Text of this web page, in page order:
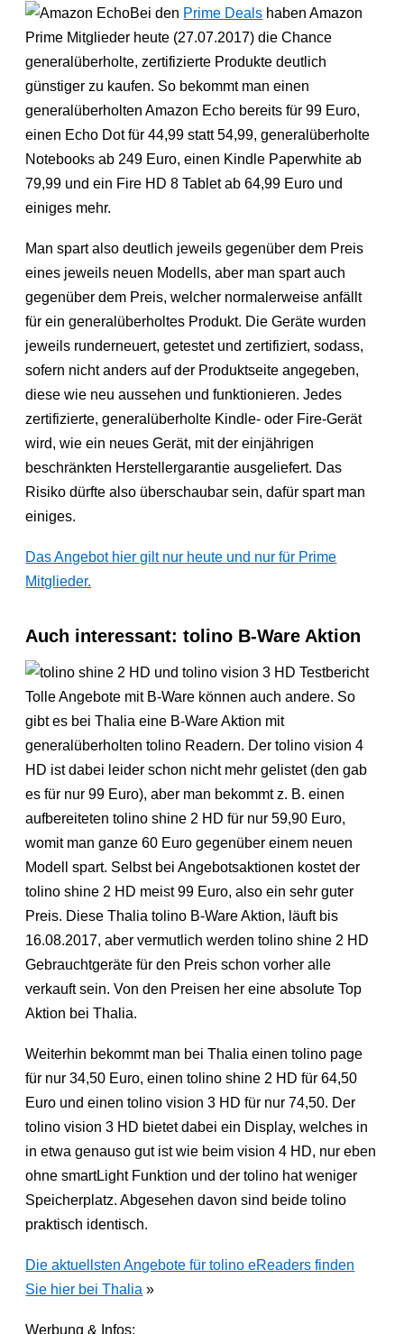
Bei den Prime Deals haben Amazon
Prime Mitglieder heute (27.07.2017) die Chance
generalüberholte, zertifizierte Produkte deutlich
günstiger zu kaufen. So bekommt man einen
generalüberholten Amazon Echo bereits für 99 Euro,
einen Echo Dot für 44,99 statt 54,99, generalüberholte
Notebooks ab 249 Euro, einen Kindle Paperwhite ab
79,99 und ein Fire HD 8 Tablet ab 64,99 Euro und
einiges mehr.
Man spart also deutlich jeweils gegenüber dem Preis
eines jeweils neuen Modells, aber man spart auch
gegenüber dem Preis, welcher normalerweise anfällt
für ein generalüberholtes Produkt. Die Geräte wurden
jeweils runderneuert, getestet und zertifiziert, sodass,
sofern nicht anders auf der Produktseite angegeben,
diese wie neu aussehen und funktionieren. Jedes
zertifizierte, generalüberholte Kindle- oder Fire-Gerät
wird, wie ein neues Gerät, mit der einjährigen
beschränkten Herstellergarantie ausgeliefert. Das
Risiko dürfte also überschaubar sein, dafür spart man
einiges.
Das Angebot hier gilt nur heute und nur für Prime
Mitglieder.
Auch interessant: tolino B-Ware Aktion
Tolle Angebote mit B-Ware können auch andere. So
gibt es bei Thalia eine B-Ware Aktion mit
generalüberholten tolino Readern. Der tolino vision 4
HD ist dabei leider schon nicht mehr gelistet (den gab
es für nur 99 Euro), aber man bekommt z. B. einen
aufbereiteten tolino shine 2 HD für nur 59,90 Euro,
womit man ganze 60 Euro gegenüber einem neuen
Modell spart. Selbst bei Angebotsaktionen kostet der
tolino shine 2 HD meist 99 Euro, also ein sehr guter
Preis. Diese Thalia tolino B-Ware Aktion, läuft bis
16.08.2017, aber vermutlich werden tolino shine 2 HD
Gebrauchtgeräte für den Preis schon vorher alle
verkauft sein. Von den Preisen her eine absolute Top
Aktion bei Thalia.
Weiterhin bekommt man bei Thalia einen tolino page
für nur 34,50 Euro, einen tolino shine 2 HD für 64,50
Euro und einen tolino vision 3 HD für nur 74,50. Der
tolino vision 3 HD bietet dabei ein Display, welches in
in etwa genauso gut ist wie beim vision 4 HD, nur eben
ohne smartLight Funktion und der tolino hat weniger
Speicherplatz. Abgesehen davon sind beide tolino
praktisch identisch.
Die aktuellsten Angebote für tolino eReaders finden
Sie hier bei Thalia »
Werbung & Infos: